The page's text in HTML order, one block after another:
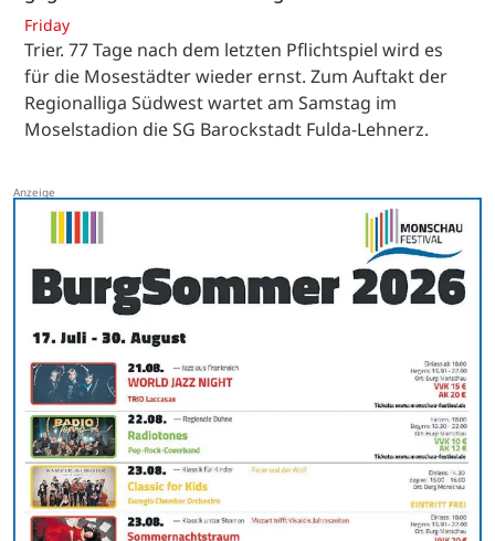
Friday
Trier. 77 Tage nach dem letzten Pflichtspiel wird es
für die Mosestädter wieder ernst. Zum Auftakt der
Regionalliga Südwest wartet am Samstag im
Moselstadion die SG Barockstadt Fulda-Lehnerz.